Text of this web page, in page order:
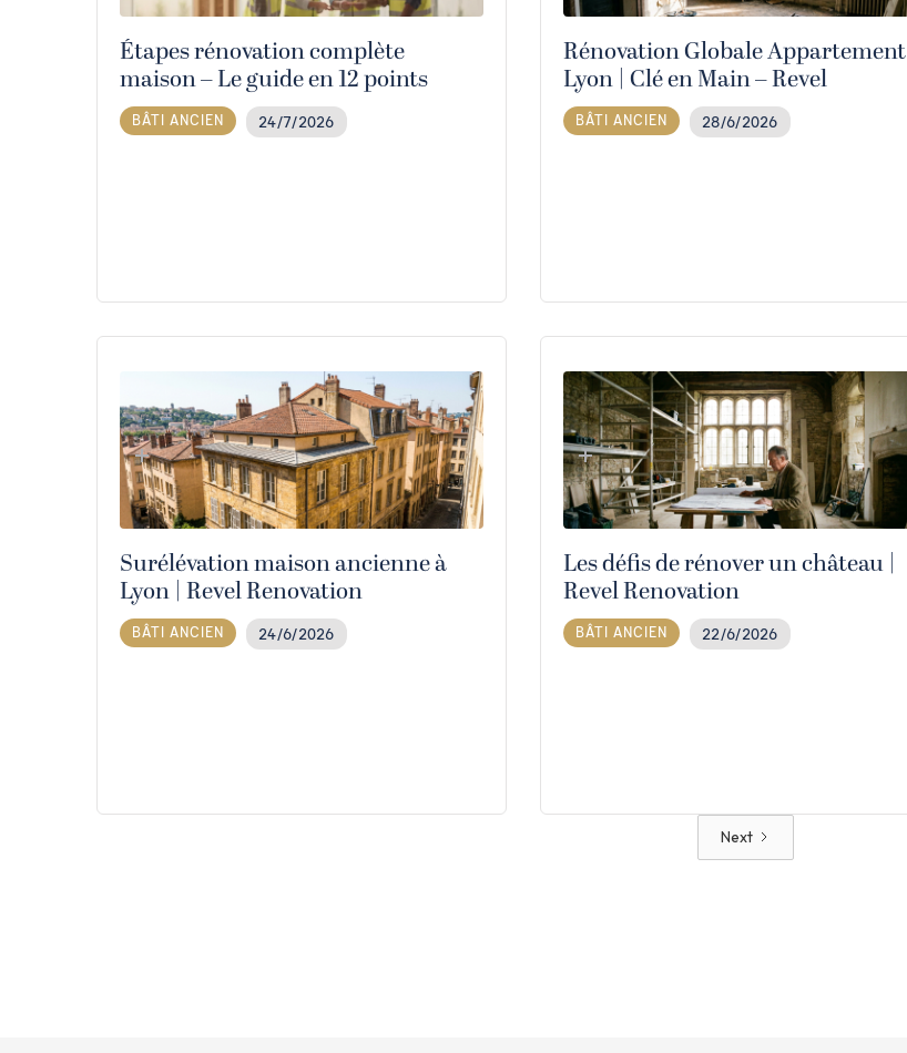
Étapes rénovation complète
maison – Le guide en 12 points
BÂTI ANCIEN 24/7/2026
Rénovation Globale Appartement
Lyon | Clé en Main – Revel
BÂTI ANCIEN 28/6/2026
Surélévation maison ancienne à
Lyon | Revel Renovation
BÂTI ANCIEN 24/6/2026
Les défis de rénover un château |
Revel Renovation
BÂTI ANCIEN 22/6/2026
Next